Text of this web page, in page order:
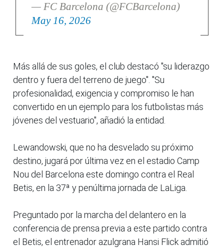
— FC Barcelona (@FCBarcelona)
May 16, 2026
Más allá de sus goles, el club destacó "su liderazgo
dentro y fuera del terreno de juego". "Su
profesionalidad, exigencia y compromiso le han
convertido en un ejemplo para los futbolistas más
jóvenes del vestuario", añadió la entidad.
Lewandowski, que no ha desvelado su próximo
destino, jugará por última vez en el estadio Camp
Nou del Barcelona este domingo contra el Real
Betis, en la 37ª y penúltima jornada de LaLiga.
Preguntado por la marcha del delantero en la
conferencia de prensa previa a este partido contra
el Betis, el entrenador azulgrana Hansi Flick admitió